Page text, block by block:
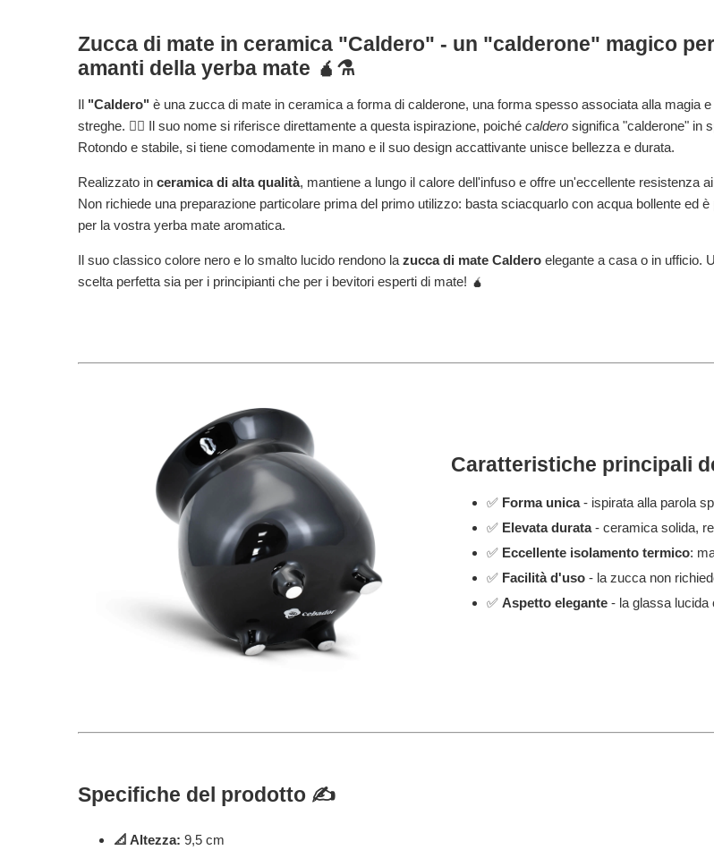
Zucca di mate in ceramica "Caldero" - un "calderone" magico
amanti della yerba mate 🧉⚗️
Il "Caldero" è una zucca di mate in ceramica a forma di calderone, una forma spesso associata alla magia e
streghe. 🧙‍♀️ Il suo nome si riferisce direttamente a questa ispirazione, poiché caldero significa "calderone" in
Rotondo e stabile, si tiene comodamente in mano e il suo design accattivante unisce bellezza e durata.
Realizzato in ceramica di alta qualità, mantiene a lungo il calore dell'infuso e offre un'eccellente resistenza
Non richiede una preparazione particolare prima del primo utilizzo: basta sciacquarlo con acqua bollente ed è
per la vostra yerba mate aromatica.
Il suo classico colore nero e lo smalto lucido rendono la zucca di mate Caldero elegante a casa o in ufficio.
scelta perfetta sia per i principianti che per i bevitori esperti di mate! 🧉
Caratteristiche principali
✅ Forma unica- ispirata alla parola
✅ Elevata durata- ceramica solida,
✅ Eccellente isolamento termico:
✅ Facilità d'uso- la zucca non
✅ Aspetto elegante- la glassa lucida
Specifiche del prodotto ✍️
📐 Altezza: 9,5 cm